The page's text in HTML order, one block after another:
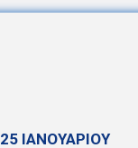
25 ΙΑΝΟΥΑΡΙΟΥ